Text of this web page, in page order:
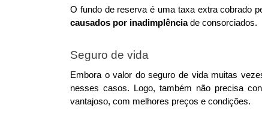
O fundo de reserva é uma taxa extra cobrado
causados por inadimplência de consorciados.
Seguro de vida
Embora o valor do seguro de vida muitas
nesses casos. Logo, também não precisa
vantajoso, com melhores preços e condições.